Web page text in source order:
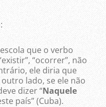
que o verbo
“ocorrer”, não
ele diria que
outro lado, se ele não
dizer “Naquele
país” (Cuba).